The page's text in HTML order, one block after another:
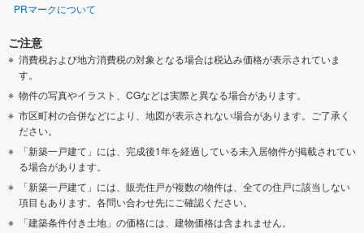
PRマークについて
ご注意
消費税および地方消費税の対象となる場合は税込み価格が表示されていま
す。
物件の写真やイラスト、CGなどは実際と異なる場合があります。
市区町村の合併などにより、地図が表示されない場合があります。ご了承く
ださい。
「新築一戸建て」には、完成後1年を経過している未入居物件が掲載されてい
る場合があります。
「新築一戸建て」には、販売住戸が複数の物件は、全ての住戸に該当しない
項目もあります。各問い合わせ先にご確認ください。
「建築条件付き土地」の価格には、建物価格は含まれません。